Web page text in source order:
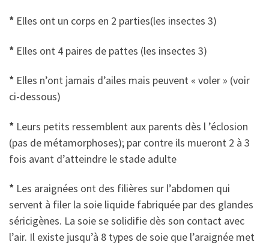
* Elles ont un corps en 2 parties(les insectes 3)
* Elles ont 4 paires de pattes (les insectes 3)
* Elles n’ont jamais d’ailes mais peuvent « voler » (voir
ci-dessous)
* Leurs petits ressemblent aux parents dès l ’éclosion
(pas de métamorphoses); par contre ils mueront 2 à 3
fois avant d’atteindre le stade adulte
* Les araignées ont des filières sur l’abdomen qui
servent à filer la soie liquide fabriquée par des glandes
séricigènes. La soie se solidifie dès son contact avec
l’air. Il existe jusqu’à 8 types de soie que l’araignée met